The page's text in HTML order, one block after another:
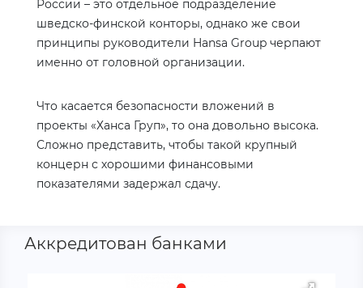
России – это отдельное подразделение
шведско-финской конторы, однако же свои
принципы руководители Hansa Group черпают
именно от головной организации.
Что касается безопасности вложений в
проекты «Ханса Груп», то она довольно высока.
Сложно представить, чтобы такой крупный
концерн с хорошими финансовыми
показателями задержал сдачу.
Аккредитован банками